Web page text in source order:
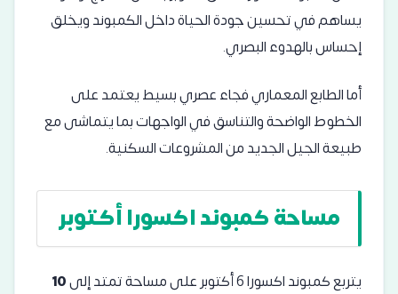
يساهم في تحسين جودة الحياة داخل الكمبوند ويخلق
إحساس بالهدوء البصري.
أما الطابع المعماري فجاء عصري بسيط يعتمد على
الخطوط الواضحة والتناسق في الواجهات بما يتماشى مع
طبيعة الجيل الجديد من المشروعات السكنية.
مساحة كمبوند اكسورا أكتوبر
يتربع كمبوند اكسورا 6 أكتوبر على مساحة تمتد إلى
10